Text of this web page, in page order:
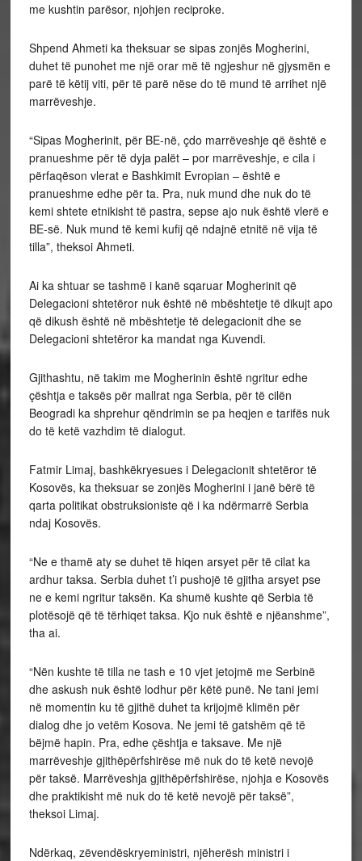
me kushtin parësor, njohjen reciproke.
Shpend Ahmeti ka theksuar se sipas zonjës Mogherini,
duhet të punohet me një orar më të ngjeshur në gjysmën e
parë të këtij viti, për të parë nëse do të mund të arrihet një
marrëveshje.
“Sipas Mogherinit, për BE-në, çdo marrëveshje që është e
pranueshme për të dyja palët – por marrëveshje, e cila i
përfaqëson vlerat e Bashkimit Evropian – është e
pranueshme edhe për ta. Pra, nuk mund dhe nuk do të
kemi shtete etnikisht të pastra, sepse ajo nuk është vlerë e
BE-së. Nuk mund të kemi kufij që ndajnë etnitë në vija të
tilla”, theksoi Ahmeti.
Ai ka shtuar se tashmë i kanë sqaruar Mogherinit që
Delegacioni shtetëror nuk është në mbështetje të dikujt apo
që dikush është në mbështetje të delegacionit dhe se
Delegacioni shtetëror ka mandat nga Kuvendi.
Gjithashtu, në takim me Mogherinin është ngritur edhe
çështja e taksës për mallrat nga Serbia, për të cilën
Beogradi ka shprehur qëndrimin se pa heqjen e tarifës nuk
do të ketë vazhdim të dialogut.
Fatmir Limaj, bashkëkryesues i Delegacionit shtetëror të
Kosovës, ka theksuar se zonjës Mogherini i janë bërë të
qarta politikat obstruksioniste që i ka ndërmarrë Serbia
ndaj Kosovës.
“Ne e thamë aty se duhet të hiqen arsyet për të cilat ka
ardhur taksa. Serbia duhet t’i pushojë të gjitha arsyet pse
ne e kemi ngritur taksën. Ka shumë kushte që Serbia të
plotësojë që të tërhiqet taksa. Kjo nuk është e njëanshme”,
tha ai.
“Nën kushte të tilla ne tash e 10 vjet jetojmë me Serbinë
dhe askush nuk është lodhur për këtë punë. Ne tani jemi
në momentin ku të gjithë duhet ta krijojmë klimën për
dialog dhe jo vetëm Kosova. Ne jemi të gatshëm që të
bëjmë hapin. Pra, edhe çështja e taksave. Me një
marrëveshje gjithëpërfshirëse më nuk do të ketë nevojë
për taksë. Marrëveshja gjithëpërfshirëse, njohja e Kosovës
dhe praktikisht më nuk do të ketë nevojë për taksë”,
theksoi Limaj.
Ndërkaq, zëvendëskryeministri, njëherësh ministri i